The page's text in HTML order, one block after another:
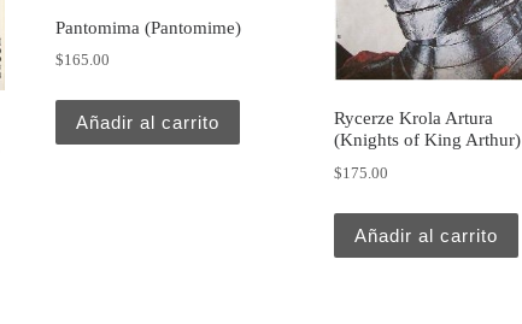
Pantomima (Pantomime)
$165.00
Añadir al carrito
Rycerze Krola Artura
(Knights of King Arthur)
$175.00
Añadir al carrito